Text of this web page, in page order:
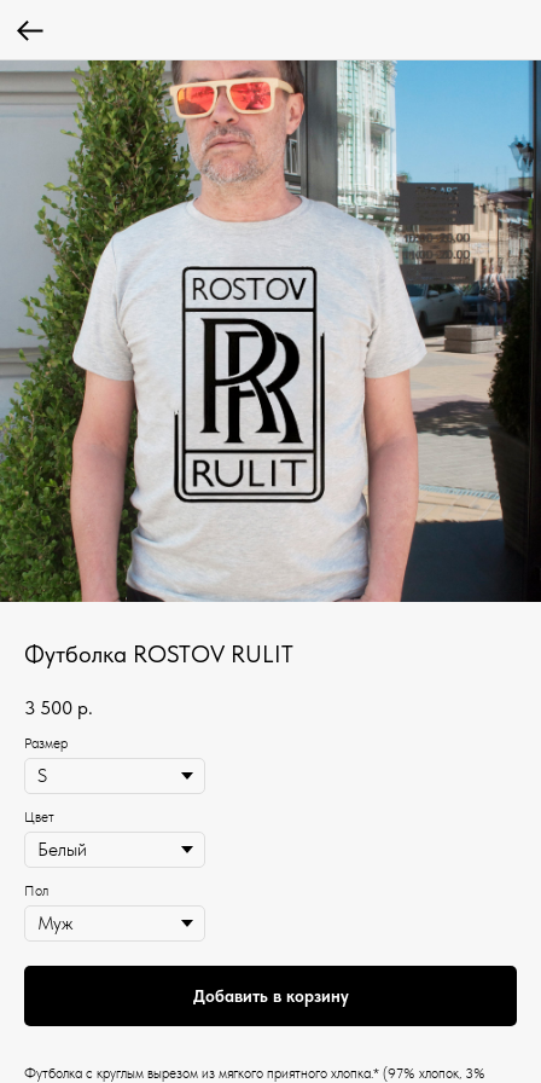
Футболка ROSTOV RULIT
3 500 р.
Размер
Цвет
Пол
Добавить в корзину
Футболка c круглым вырезом из мягкого приятного хлопка.* (97% хлопок, 3%